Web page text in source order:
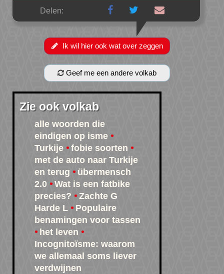
Delen:
Ik wil hier ook wat over zeggen
Geef me een andere volkab
Zie ook volkab
alle woorden die
eindigen op isme
Turkije
fobie soorten
met de auto naar Turkije
en terug
übermensch
2.0
Wat is een fatbike
precies?
Zachte G
Harde L
Populaire
benamingen voor tassen
het leven
Incognitoïsme: waarom
we allemaal soms liever
verdwijnen